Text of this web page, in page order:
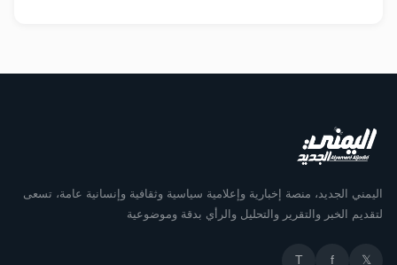
اليمني الجديد، منصة إخبارية وإعلامية سياسية وثقافية وإنسانية عامة، تسعى
لتقديم الخبر والتقرير والتحليل والرأي بدقة وموضوعية
𝕏
f
T